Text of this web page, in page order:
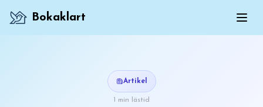
Bokaklart
Artikel
1 min lästid